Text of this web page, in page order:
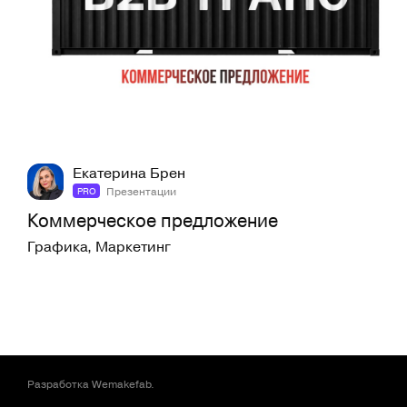
Екатерина Брен
PRO Презентации
Коммерческое предложение
Графика, Маркетинг
РазработкаWemakefab.